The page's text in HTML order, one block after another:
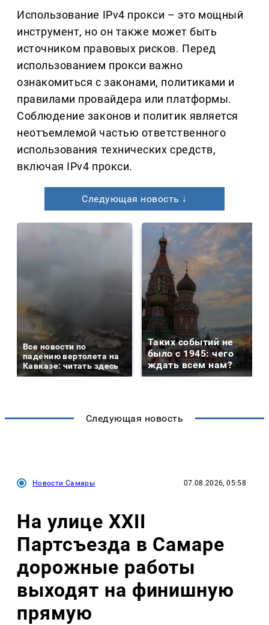
Использование IPv4 прокси – это мощный
инструмент, но он также может быть
источником правовых рисков. Перед
использованием прокси важно
ознакомиться с законами, политиками и
правилами провайдера или платформы.
Соблюдение законов и политик является
неотъемлемой частью ответственного
использования технических средств,
включая IPv4 прокси.
Следующая новость ↓
Все новости по
падению вертолета на
Кавказе: читать здесь
Таких событий не
было с 1945: чего
ждать всем нам?
Следующая новость
Новости Самары 07.08.2026, 05:58
На улице XXII
Партсъезда в Самаре
дорожные работы
выходят на финишную
прямую